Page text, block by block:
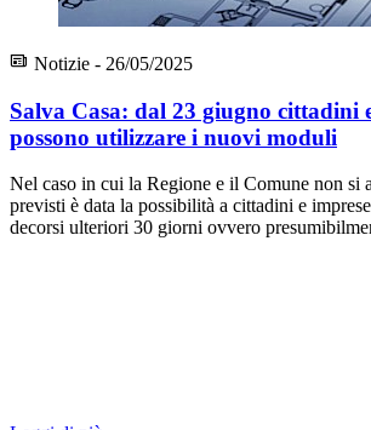
Notizie - 26/05/2025
Salva Casa: dal 23 giugno cittadini
possono utilizzare i nuovi moduli
Nel caso in cui la Regione e il Comune non si
previsti è data la possibilità a cittadini e
decorsi ulteriori 30 giorni ovvero